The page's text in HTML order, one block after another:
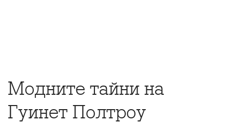
Модните тайни на
Гуинет Полтроу